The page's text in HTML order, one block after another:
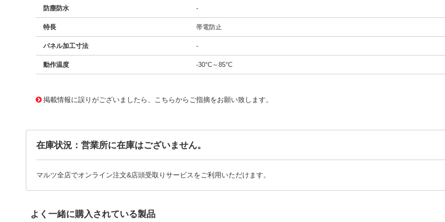
防塵防水 -
特長 帯電防止
パネル加工寸法 -
動作温度 -30°C～85°C
掲載情報に誤りがございましたら、こちらからご指摘をお願い致します。
在庫状況：営業所に在庫はございません。
マルツ全店でオンライン注文&店頭受取りサービスをご利用いただけます。
よく一緒に購入されている製品